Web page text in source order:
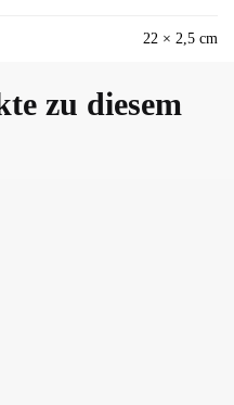
22 × 2,5 cm
zu diesem